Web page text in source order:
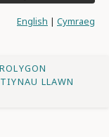
English | Cymraeg
LLAWN